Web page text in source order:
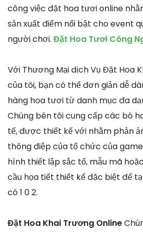
công việc đặt hoa tươi online
sản xuất điểm nổi bật cho event
người chơi. Đặt Hoa Tươi Công
Với Thương Mại dịch Vụ Đặt Hoa
của tôi, bạn có thể đơn giản dễ
hàng hoa tươi từ danh mục đa
Chúng bên tôi cung cấp các bó
tế, được thiết kế với nhằm phản
thông điệp của tổ chức của
hình thiết lập sắc tố, mẫu mã
cầu họa tiết thiết kế đặc biệt để
có 1 0 2.
Đặt Hoa Khai Trương Online